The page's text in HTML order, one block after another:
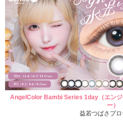
AngelColor Bambi Series 1day（エンジ
ー）
益若つばさプ